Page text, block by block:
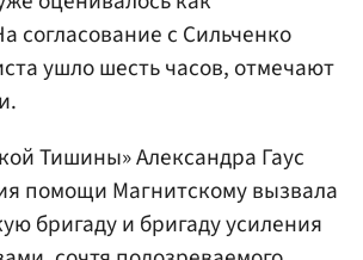
согласование с Сильченко
ушло шесть часов, отмечают
Тишины» Александра Гаус
помощи Магнитскому вызвала
бригаду и бригаду усиления